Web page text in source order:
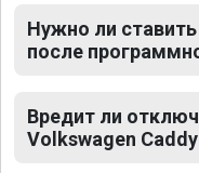
Нужно ли ставить
после
Вредит ли
Volkswagen